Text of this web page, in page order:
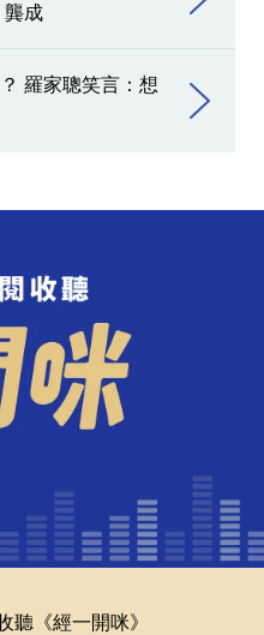
龔成
羅家聰笑言：想
聽《經一開咪》